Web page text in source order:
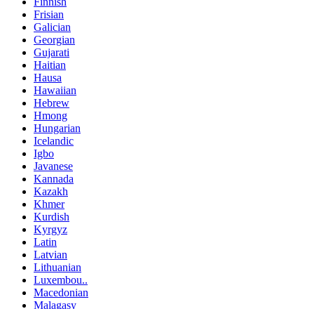
Frisian
Galician
Georgian
Gujarati
Haitian
Hausa
Hawaiian
Hebrew
Hmong
Hungarian
Icelandic
Igbo
Javanese
Kannada
Kazakh
Khmer
Kurdish
Kyrgyz
Latin
Latvian
Lithuanian
Luxembou..
Macedonian
Malagasy